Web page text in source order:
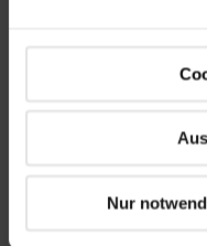
Nur